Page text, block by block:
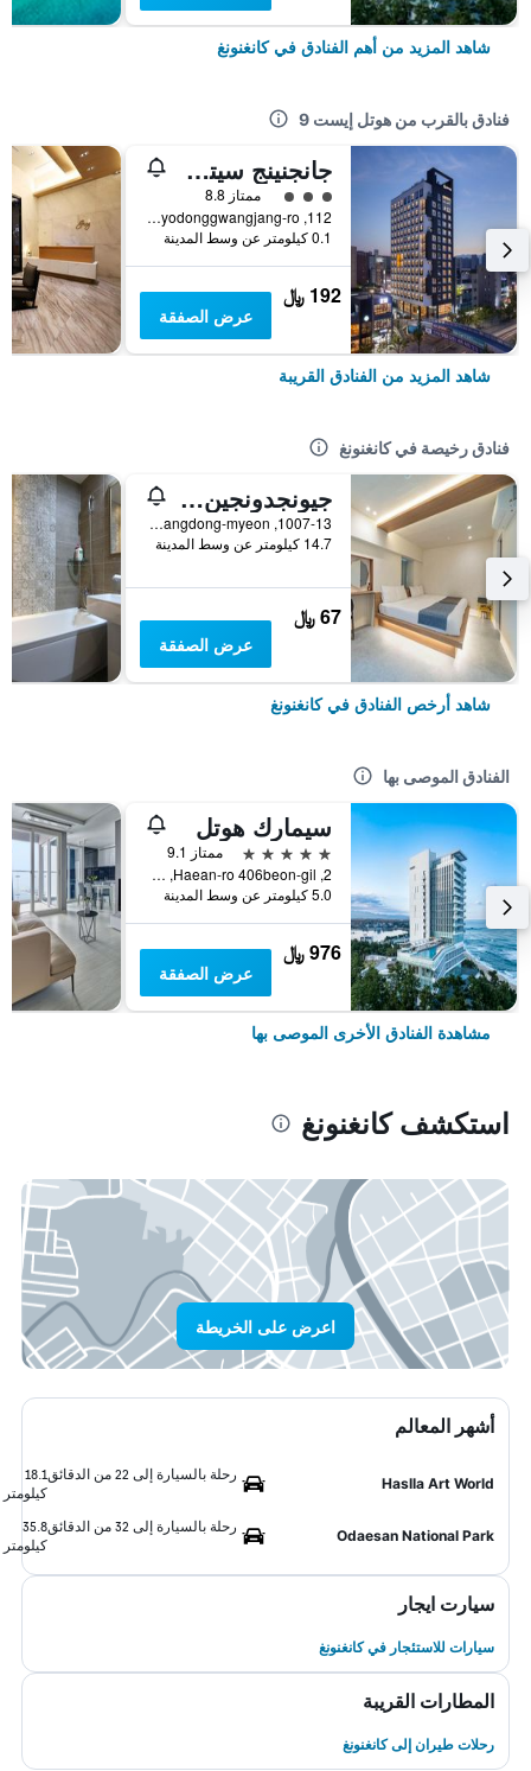
شاهد المزيد من أهم الفنادق في كانغنونغ
فنادق بالقرب من هوتل إيست 9
جانجنينج سيتي هوتل
تقييم فئة 3ممتاز 8.8
112, Gyodonggwangjang-ro, كانغنونغ, كوريا الجنوبية
0.1 كيلومتر عن وسط المدينة
192 ﷼
عرض الصفقة
شاهد المزيد من الفنادق القريبة
فنادق رخيصة في كانغنونغ
جيونجدونجين موتل
1007-13, Heonhwa-ro, Gangdong-myeon, كانغنونغ, كوريا الجنوبية
14.7 كيلومتر عن وسط المدينة
67 ﷼
عرض الصفقة
شاهد أرخص الفنادق في كانغنونغ
الفنادق الموصى بها
سيمارك هوتل
5 نجوم
ممتاز 9.1
2, Haean-ro 406beon-gil, كانغنونغ, كوريا الجنوبية
5.0 كيلومتر عن وسط المدينة
976 ﷼
عرض الصفقة
مشاهدة الفنادق الأخرى الموصى بها
استكشف كانغنونغ
اعرض على الخريطة
أشهر المعالم
Haslla Art World
رحلة بالسيارة إلى 22 من الدقائق
18.1
كيلومتر
Odaesan National Park
رحلة بالسيارة إلى 32 من الدقائق
35.8
كيلومتر
سيارت ايجار
سيارات للاستئجار في كانغنونغ
المطارات القريبة
رحلات طيران إلى كانغنونغ